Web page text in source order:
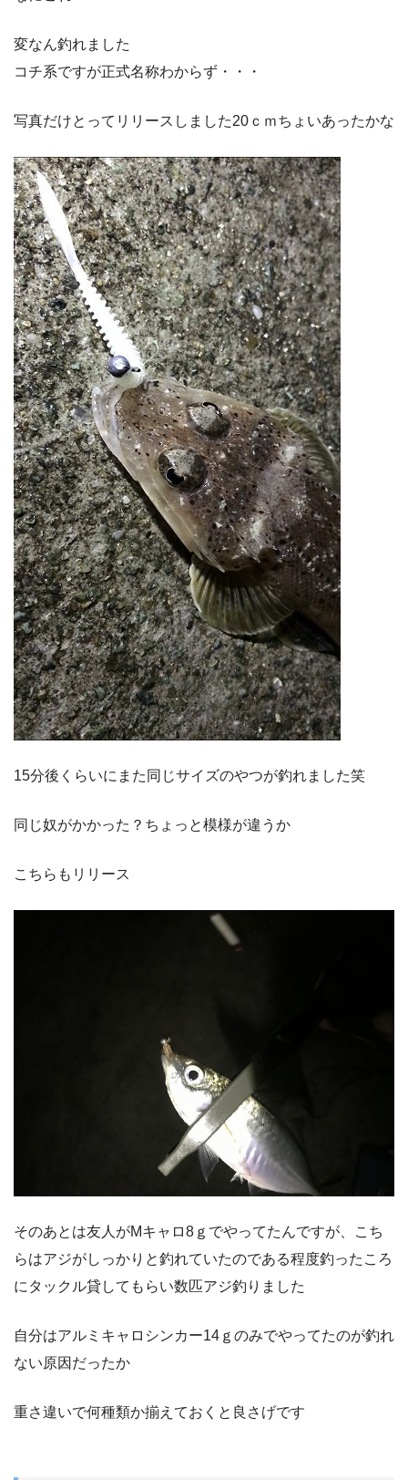
変なん釣れました
コチ系ですが正式名称わからず・・・
写真だけとってリリースしました20ｃｍちょいあったかな
15分後くらいにまた同じサイズのやつが釣れました笑
同じ奴がかかった？ちょっと模様が違うか
こちらもリリース
そのあとは友人がMキャロ8ｇでやってたんですが、こち
らはアジがしっかりと釣れていたのである程度釣ったころ
にタックル貸してもらい数匹アジ釣りました
自分はアルミキャロシンカー14ｇのみでやってたのが釣れ
ない原因だったか
重さ違いで何種類か揃えておくと良さげです